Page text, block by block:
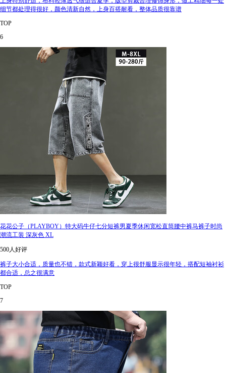
细节都处理得很好，颜色清新自然，上身百搭耐看，整体品质很靠谱
TOP
6
花花公子（PLAYBOY）特大码牛仔七分短裤男夏季休闲宽松直筒腰中裤马裤子时尚
潮流工装 深灰色 XL
500人好评
裤子大小合适，质量也不错，款式新颖好看，穿上很舒服显示很年轻，搭配短袖衬衫
都合适，总之很满意
TOP
7